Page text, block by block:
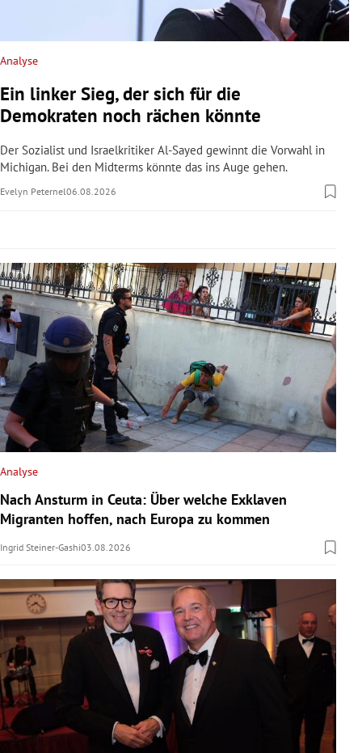
Untermenü
Untermenü
Untermenü
Untermenü
Untermenü
Analyse
Ein linker Sieg, der sich für die
Demokraten noch rächen könnte
Der Sozialist und Israelkritiker Al-Sayed gewinnt die Vorwahl in
Michigan. Bei den Midterms könnte das ins Auge gehen.
Evelyn Peternel06.08.2026
Analyse
Nach Ansturm in Ceuta: Über welche Exklaven
Migranten hoffen, nach Europa zu kommen
Ingrid Steiner-Gashi03.08.2026